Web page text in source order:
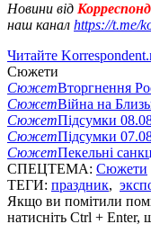
Новини від
наш канал https://t.me/
Читайте
Сюжети
СюжетВторгнення
СюжетВійна на
СюжетПідсумки
СюжетПідсумки
СюжетПекельні
СПЕЦТЕМА: Сюжети
ТЕГИ: праздник,
Якщо ви помітили
натисніть Ctrl + Enter,